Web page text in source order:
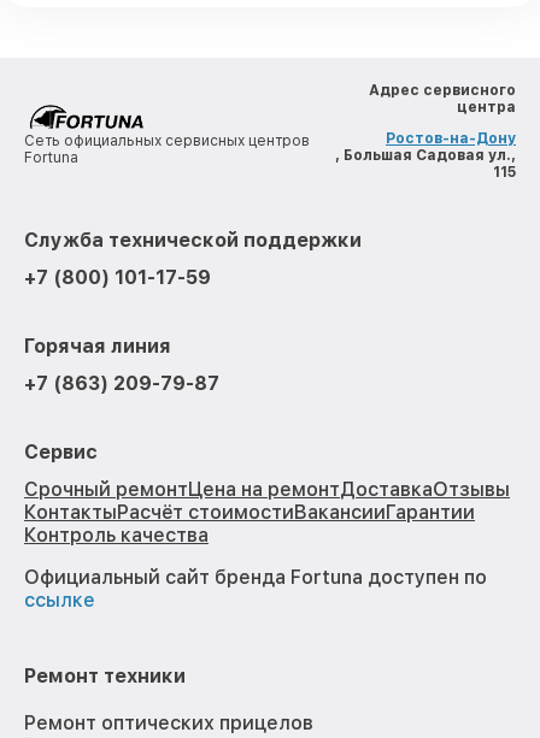
Сеть официальных сервисных центров
Fortuna
Адрес сервисного
центра
Ростов-на-Дону
, Большая Садовая ул.,
115
Служба технической поддержки
+7 (800) 101-17-59
Горячая линия
+7 (863) 209-79-87
Сервис
Срочный ремонтЦена на ремонтДоставкаОтзывы
КонтактыРасчёт стоимостиВакансииГарантии
Контроль качества
Официальный сайт бренда Fortuna доступен по
ссылке
Ремонт техники
Ремонт оптических прицелов